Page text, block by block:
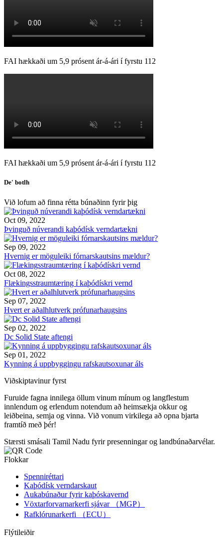
FAI hækkaði um 5,9 prósent ár-á-ári í fyrstu 112
FAI hækkaði um 5,9 prósent ár-á-ári í fyrstu 112
De' botlh
Við lofum að finna rétta búnaðinn fyrir þig
Oct 09, 2022
Þvinguð núverandi kaþódísk verndartækni
Sep 09, 2022
Hvernig er möguleiki fórnarskautsins mældur?
Oct 08, 2022
Flækingsstraumtæring í kaþódískri vernd
Sep 07, 2022
Hvert er aðalhlutverk prófunarhaugsins
Sep 02, 2022
Dc Solid State aftengi
Sep 01, 2022
Kynning á uppbyggingu rafskautsoxunar áls
Viðskiptavinur fyrst
Furuide fagna innilega öllum vinum mínum og langflestum
innlendum og erlendum notendum að heimsækja okkur og
leiðbeina, semja og vinna. Við vonum virkilega að opna bjarta
framtíð með þér!
Stærsti smásali Tamil Nadu fyrir presenningar og landbúnaðarvélar.
Flokkar
Spenniréttari
Kaþódísk verndarskaut
Aukabúnaður fyrir kaþóskavernd
Vöxtarforvarnarkerfi sjávar （MGP）
Rafklórunarkerfi （ECU）
Flýtileiðir